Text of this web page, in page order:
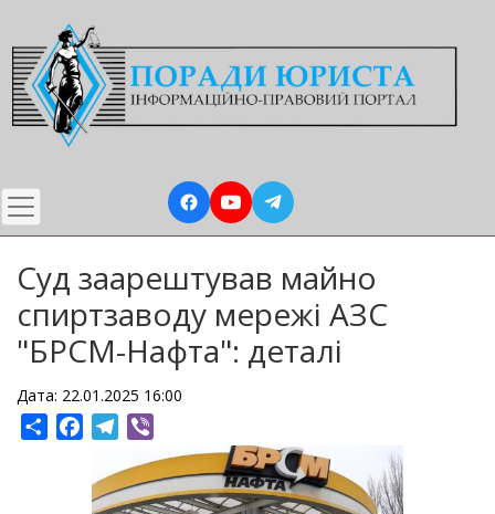
до
основного
вмісту
Суд заарештував майно
спиртзаводу мережі АЗС
"БРСМ-Нафта": деталі
Дата: 22.01.2025 16:00
ShareFacebookTelegram